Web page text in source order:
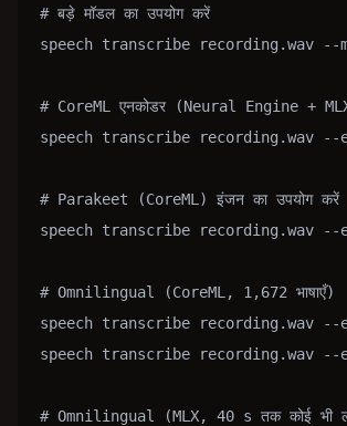
# बड़े मॉडल का उपयोग करें
speech transcribe recording.wav --
# CoreML एनकोडर (Neural Engine +
speech transcribe recording.wav --
# Parakeet (CoreML) इंजन का उपयोग करें
speech transcribe recording.wav --
# Omnilingual (CoreML, 1,672 भाषाएँ)
speech transcribe
speech transcribe
# Omnilingual (MLX, 40 s तक कोई भी